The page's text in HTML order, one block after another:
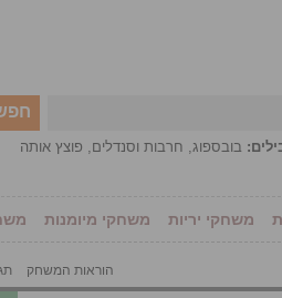
בובספוג, חרבות וסנדלים, פוצץ אותה
משחקי יריות משחקי מיומנות
הוראות המשחק